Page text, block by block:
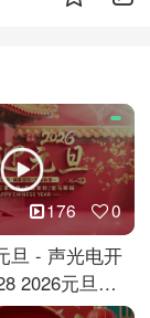
176 0
旦 - 声光电开
2026元旦马